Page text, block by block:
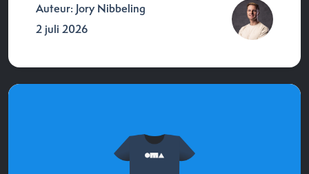
Auteur: Jory Nibbeling
2 juli 2026